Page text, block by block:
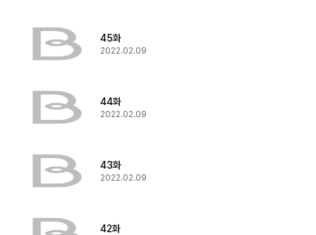
45화
2022.02.09
44화
2022.02.09
43화
2022.02.09
42화